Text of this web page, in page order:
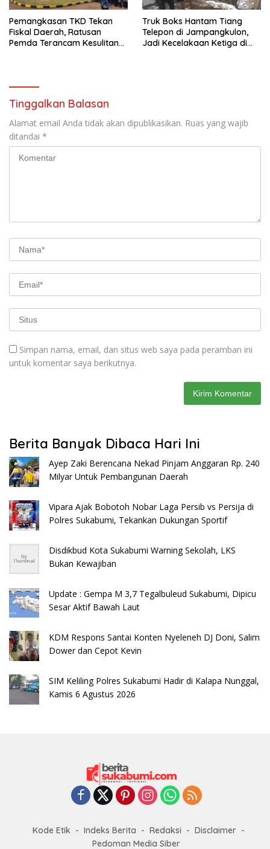
Pemangkasan TKD Tekan
Fiskal Daerah, Ratusan
Pemda Terancam Kesulitan
Truk Boks Hantam Tiang
Telepon di Jampangkulon,
Jadi Kecelakaan Ketiga di
Tinggalkan Balasan
Alamat email Anda tidak akan dipublikasikan. Ruas yang wajib
ditandai *
Simpan nama, email, dan situs web saya pada peramban ini
untuk komentar saya berikutnya.
Berita Banyak Dibaca Hari Ini
Ayep Zaki Berencana Nekad Pinjam Anggaran Rp. 240
Milyar Untuk Pembangunan Daerah
Vipara Ajak Bobotoh Nobar Laga Persib vs Persija di
Polres Sukabumi, Tekankan Dukungan Sportif
Disdikbud Kota Sukabumi Warning Sekolah, LKS
Bukan Kewajiban
Update : Gempa M 3,7 Tegalbuleud Sukabumi, Dipicu
Sesar Aktif Bawah Laut
KDM Respons Santai Konten Nyeleneh DJ Doni, Salim
Dower dan Cepot Kevin
SIM Keliling Polres Sukabumi Hadir di Kalapa Nunggal,
Kamis 6 Agustus 2026
Kode Etik Indeks Berita Redaksi
Disclaimer
Pedoman Media Siber